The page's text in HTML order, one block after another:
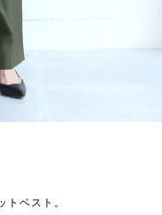
トベスト。